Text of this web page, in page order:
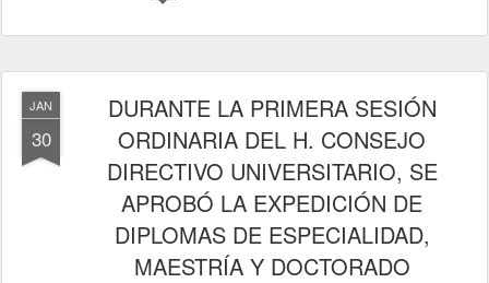
JAN
30
DURANTE LA PRIMERA SESIÓN
ORDINARIA DEL H. CONSEJO
DIRECTIVO UNIVERSITARIO, SE
APROBÓ LA EXPEDICIÓN DE
DIPLOMAS DE ESPECIALIDAD,
MAESTRÍA Y DOCTORADO